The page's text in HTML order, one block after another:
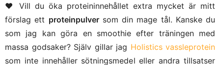
♥ Vill du öka proteininnehållet extra mycket är mitt
förslag ett proteinpulversom din mage tål. Kanske du
som jag kan göra en smoothie efter träningen med
massa godsaker? Själv gillar jag Holistics vassleprotein
som inte innehåller sötningsmedel eller andra tillsatser